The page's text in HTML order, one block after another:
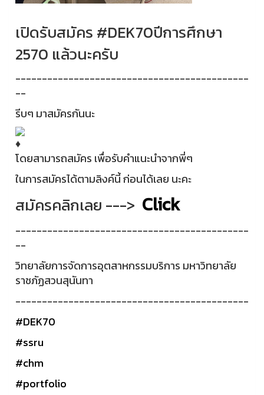
เปิดรับสมัคร #DEK70ปีการศึกษา
2570 แล้วนะครับ
--------------------------------------------
--
รีบๆ มาสมัครกันนะ
โดยสามารถสมัคร เพื่อรับคำแนะนำจากพี่ๆ
ในการสมัครได้ตามลิงค์นี้ ก่อนได้เลย นะคะ
สมัครคลิกเลย ---> Click
--------------------------------------------
--
วิทยาลัยการจัดการอุตสาหกรรมบริการ มหาวิทยาลัย
ราชภัฏสวนสุนันทา
--------------------------------------------
#DEK70
#ssru
#chm
#portfolio